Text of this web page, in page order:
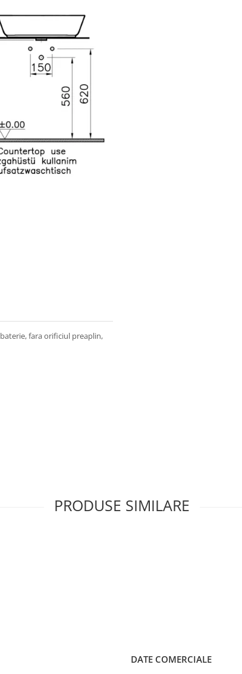
fara orificiul preaplin,
PRODUSE SIMILARE
DATE COMERCIALE